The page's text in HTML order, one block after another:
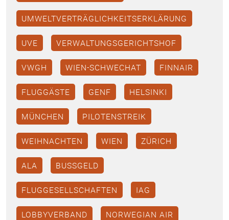
UMWELTVERTRÄGLICHKEITSERKLÄRUNG
UVE VERWALTUNGSGERICHTSHOF
VWGH WIEN-SCHWECHAT FINNAIR
FLUGGÄSTE GENF HELSINKI
MÜNCHEN PILOTENSTREIK
WEIHNACHTEN WIEN ZÜRICH
ALA BUSSGELD
FLUGGESELLSCHAFTEN IAG
LOBBYVERBAND NORWEGIAN AIR